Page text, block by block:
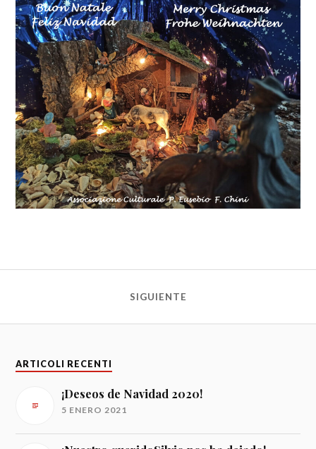
SIGUIENTE
ARTICOLI RECENTI
¡Deseos de Navidad 2020!
5 ENERO 2021